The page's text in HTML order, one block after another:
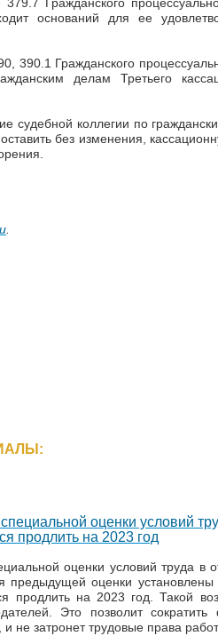
Гражданского
оснований для ее
390.1 Гражданского
делам Третьего
судебной коллегии по
без изменения,
.
оценки условий
продлить на 2023 год
оценки условий труда в
предыдущей оценки
продлить на 2023 год. Такой
Это позволит сократить
не затронет трудовые права